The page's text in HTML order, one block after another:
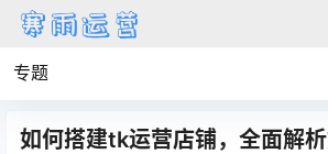
专题
如何搭建tk运营店铺，全面解